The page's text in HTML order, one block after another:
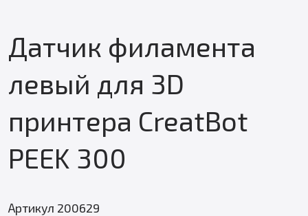
Датчик филамента
левый для 3D
принтера CreatBot
PEEK 300
Артикул 200629